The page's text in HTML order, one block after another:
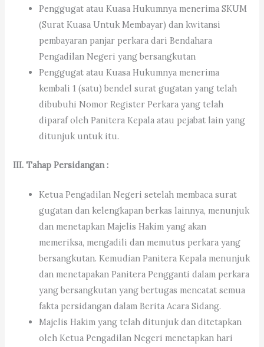
Penggugat atau Kuasa Hukumnya menerima SKUM
(Surat Kuasa Untuk Membayar) dan kwitansi
pembayaran panjar perkara dari Bendahara
Pengadilan Negeri yang bersangkutan
Penggugat atau Kuasa Hukumnya menerima
kembali 1 (satu) bendel surat gugatan yang telah
dibubuhi Nomor Register Perkara yang telah
diparaf oleh Panitera Kepala atau pejabat lain yang
ditunjuk untuk itu.
III. Tahap Persidangan :
Ketua Pengadilan Negeri setelah membaca surat
gugatan dan kelengkapan berkas lainnya, menunjuk
dan menetapkan Majelis Hakim yang akan
memeriksa, mengadili dan memutus perkara yang
bersangkutan. Kemudian Panitera Kepala menunjuk
dan menetapakan Panitera Pengganti dalam perkara
yang bersangkutan yang bertugas mencatat semua
fakta persidangan dalam Berita Acara Sidang.
Majelis Hakim yang telah ditunjuk dan ditetapkan
oleh Ketua Pengadilan Negeri menetapkan hari